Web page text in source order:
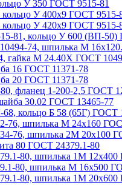
У 350 ГОСТ 9515-81
У 400х9 ГОСТ 9515-
У 420х9 ГОСТ 9515-
81, кольцо У 600 (ВП-50)
74, шпилька М
гайка М 24.40Х ГОСТ
16 ГОСТ 11371-78
20 ГОСТ 11371-78
фланец 1-200-2,5 ГОСТ
30.02 ГОСТ 13465-77
кольцо Б 58 (65Г) ГОСТ
76, шпилька М 24х160
76, шпилька 2М 20х100
80 ГОСТ 24379.1-80
80, шпилька 1М 12х400
80, шпилька М 16х500
80, шпилька 1М 20х600